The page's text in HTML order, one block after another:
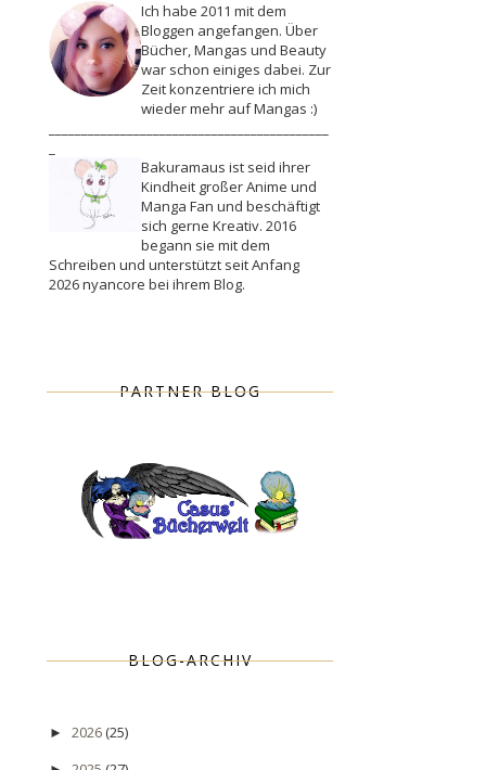
Ich habe 2011 mit dem
Bloggen angefangen. Über
Bücher, Mangas und Beauty
war schon einiges dabei. Zur
Zeit konzentriere ich mich
wieder mehr auf Mangas :)
Bakuramaus ist seid ihrer
Kindheit großer Anime und
Manga Fan und beschäftigt
sich gerne Kreativ. 2016
begann sie mit dem
Schreiben und unterstützt seit Anfang
2026 nyancore bei ihrem Blog.
PARTNER BLOG
BLOG-ARCHIV
► 2026(25)